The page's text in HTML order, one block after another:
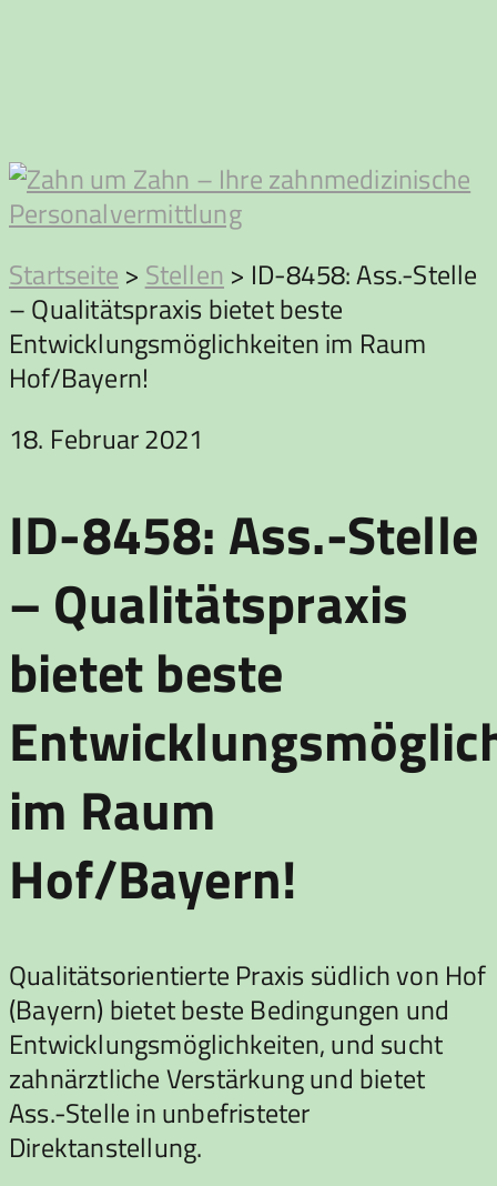
Zahn
um
Zahn
Startseite > Stellen > ID-8458: Ass.-Stelle
– Qualitätspraxis bietet beste
Entwicklungsmöglichkeiten im Raum
Hof/Bayern!
18. Februar 2021
ID-8458: Ass.-Stelle
– Qualitätspraxis
bietet beste
im Raum
Hof/Bayern!
Qualitätsorientierte Praxis südlich von Hof
(Bayern) bietet beste Bedingungen und
Entwicklungsmöglichkeiten, und sucht
zahnärztliche Verstärkung und bietet
Ass.-Stelle in unbefristeter
Direktanstellung.